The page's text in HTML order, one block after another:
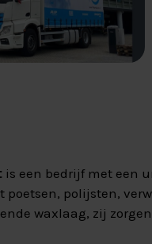
is een bedrijf met een
poetsen, polijsten,
waxlaag, zij